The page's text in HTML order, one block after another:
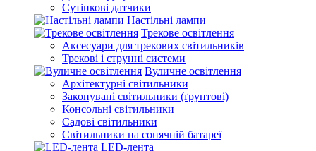
Сутінкові датчики
Настільні лампи
Трекове освітлення
Аксесуари для трекових світильників
Трекові і струнні системи
Вуличне освітлення
Архітектурні світильники
Закопувані світильники (ґрунтові)
Консольні світильники
Садові світильники
Світильники на сонячній батареї
LED-лента